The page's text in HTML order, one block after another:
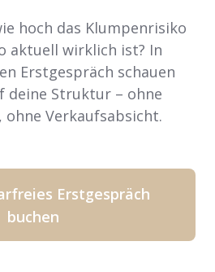
hoch das Klumpenrisiko
aktuell wirklich ist? In
Erstgespräch schauen
deine Struktur – ohne
Verkaufsabsicht.
Erstgespräch
buchen